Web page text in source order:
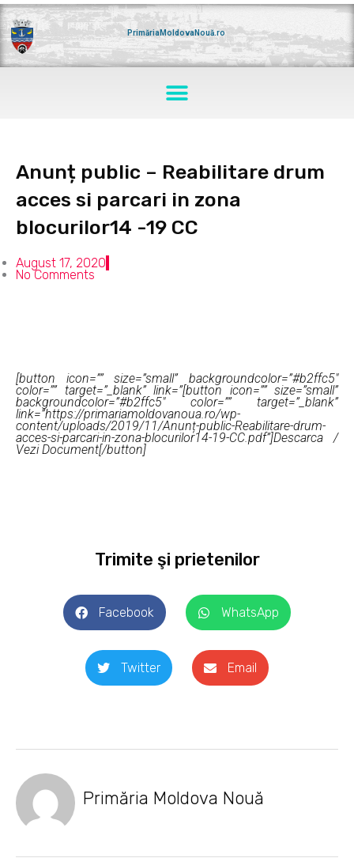
Skip
to
content
PrimăriaMoldovaNouă.ro
Menu
Anunț public – Reabilitare drum
acces si parcari in zona
blocurilor14 -19 CC
August 17, 2020
No Comments
[button icon=”” size=”small” backgroundcolor=”#b2ffc5″
color=”” target=”_blank” link=”[button icon=”” size=”small”
backgroundcolor=”#b2ffc5″ color=”” target=”_blank”
link=”https://primariamoldovanoua.ro/wp-
content/uploads/2019/11/Anunț-public-Reabilitare-drum-
acces-si-parcari-in-zona-blocurilor14-19-CC.pdf”]Descarca /
Vezi Document[/button]
Trimite şi prietenilor
Facebook WhatsApp
Twitter Email
Primăria Moldova Nouă